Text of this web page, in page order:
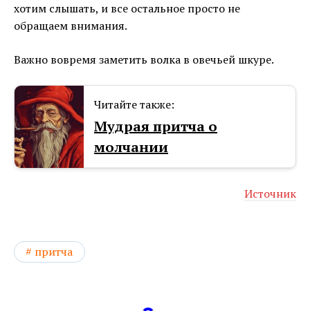
хотим слышать, и все остальное просто не
обращаем внимания.
Важно вовремя заметить волка в овечьей шкуре.
Читайте также:
Мудрая притча о
молчании
Источник
притча